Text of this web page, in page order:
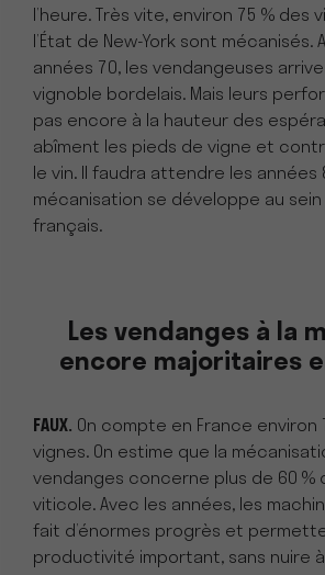
l’heure. Très vite, environ 75 % des
l’État de New-York sont mécanisés.
années 70, les vendangeuses
vignoble bordelais. Mais leurs
pas encore à la hauteur des
abîment les pieds de vigne et
le vin. Il faudra attendre les années
mécanisation se développe au
français.
Les vendanges à la
encore majoritaires
FAUX. On compte en France environ
vignes. On estime que la
vendanges concerne plus de 60 %
viticole. Avec les années, les
fait d’énormes progrès et
productivité important, sans nuire à